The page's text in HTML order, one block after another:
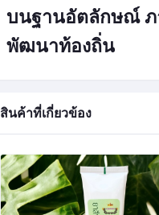
บนฐานอัตลักษณ์ ภ
พัฒนาท้องถิ่น
สินค้าที่เกี่ยวข้อง